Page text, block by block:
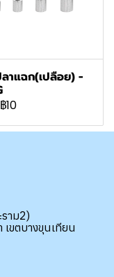
าแฉก(เปลือย) -
฿10
าม2)
ขตบางขุนเทียน